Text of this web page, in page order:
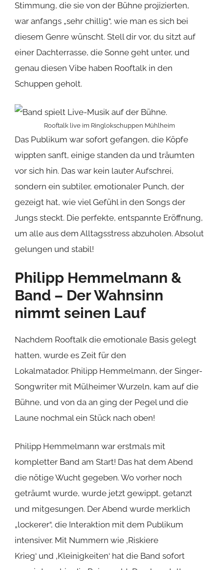
Stimmung, die sie von der Bühne projizierten,
war anfangs „sehr chillig“, wie man es sich bei
diesem Genre wünscht. Stell dir vor, du sitzt auf
einer Dachterrasse, die Sonne geht unter, und
genau diesen Vibe haben Rooftalk in den
Schuppen geholt.
Rooftalk live im Ringlokschuppen Mühlheim
Das Publikum war sofort gefangen, die Köpfe
wippten sanft, einige standen da und träumten
vor sich hin. Das war kein lauter Aufschrei,
sondern ein subtiler, emotionaler Punch, der
gezeigt hat, wie viel Gefühl in den Songs der
Jungs steckt. Die perfekte, entspannte Eröffnung,
um alle aus dem Alltagsstress abzuholen. Absolut
gelungen und stabil!
Philipp Hemmelmann &
Band – Der Wahnsinn
nimmt seinen Lauf
Nachdem Rooftalk die emotionale Basis gelegt
hatten, wurde es Zeit für den
Lokalmatador. Philipp Hemmelmann, der Singer-
Songwriter mit Mülheimer Wurzeln, kam auf die
Bühne, und von da an ging der Pegel und die
Laune nochmal ein Stück nach oben!
Philipp Hemmelmann war erstmals mit
kompletter Band am Start! Das hat dem Abend
die nötige Wucht gegeben. Wo vorher noch
geträumt wurde, wurde jetzt gewippt, getanzt
und mitgesungen. Der Abend wurde merklich
„lockerer“, die Interaktion mit dem Publikum
intensiver. Mit Nummern wie ‚Riskiere
Krieg‘ und ‚Kleinigkeiten‘ hat die Band sofort